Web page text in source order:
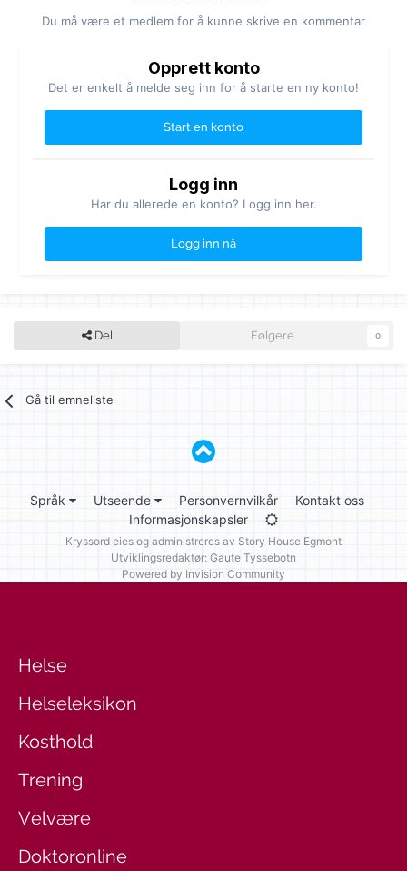
Du må være et medlem for å kunne skrive en kommentar
Opprett konto
Det er enkelt å melde seg inn for å starte en ny konto!
Start en konto
Logg inn
Har du allerede en konto? Logg inn her.
Logg inn nå
Del Følgere 0
Gå til emneliste
Språk Utseende Personvernvilkår
Kontakt oss
Informasjonskapsler
Kryssord eies og administreres av Story House Egmont
Utviklingsredaktør: Gaute Tyssebotn
Powered by Invision Community
Helse
Helseleksikon
Kosthold
Trening
Velvære
Doktoronline